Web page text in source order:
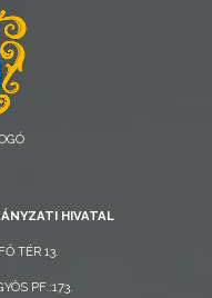
HIVATAL
TÉR 13.
PF.:173.